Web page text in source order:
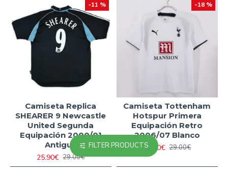
-11 %
Camiseta Replica
SHEARER 9 Newcastle
United Segunda
Equipación 2000/01
Antigua
25.90€ 29.00€
-18 %
Camiseta Tottenham
Hotspur Primera
Equipación Retro
2006/07 Blanco
23.90€ 29.00€
FILTER PRODUCTS